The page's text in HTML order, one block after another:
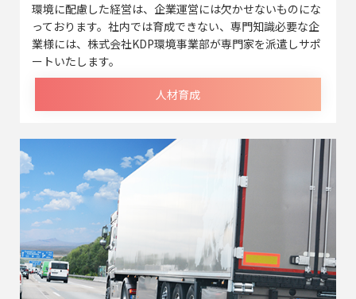
環境に配慮した経営は、企業運営には欠かせないものにな
っております。社内では育成できない、専門知識必要な企
業様には、株式会社KDP環境事業部が専門家を派遣しサポ
ートいたします。
人材育成